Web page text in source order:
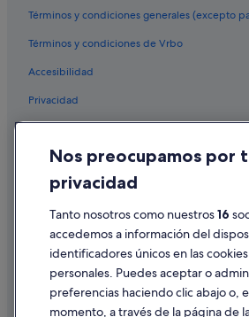
Términos y condiciones generales (excepto
Términos y condiciones de Vrbo
Accesibilidad
Privacidad
Condiciones de uso
Información legal/contacto
Pautas sobre el contenido y cómo denunciar
Ayuda
Nos preocupamos por
privacidad
Tanto nosotros como nuestros16
accedemos a información del
identificadores únicos en las
personales. Puedes aceptar o
preferencias haciendo clic abajo o,
momento, a través de la página de